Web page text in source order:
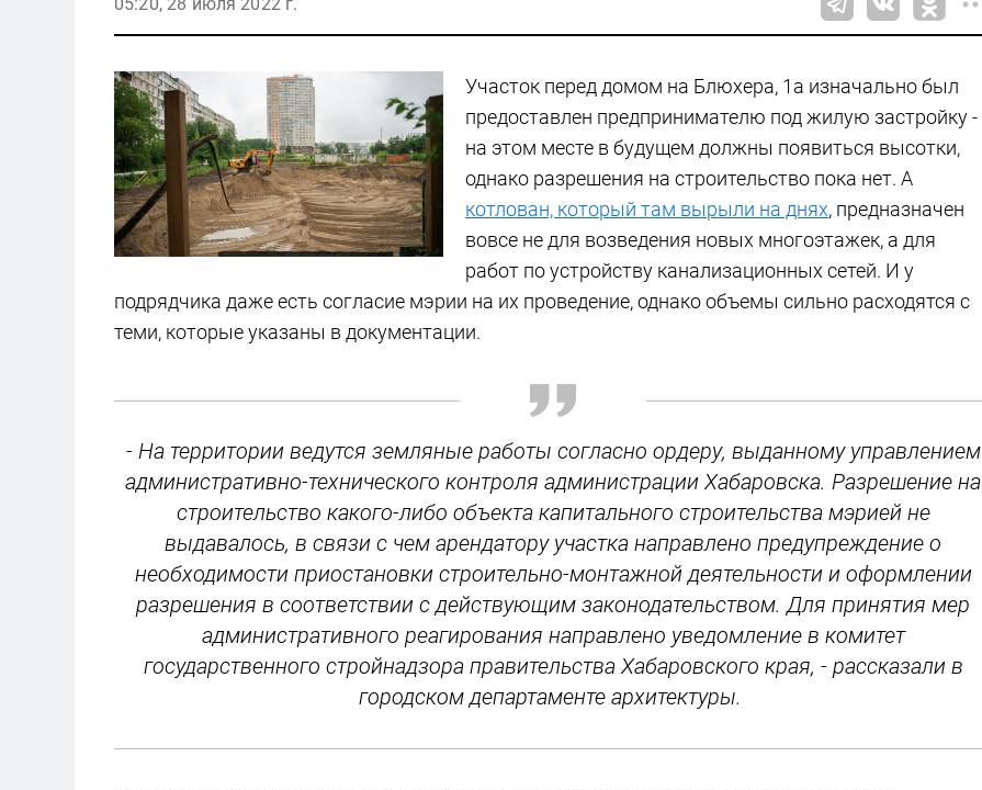
Участок перед домом на Блюхера, 1а изначально был
предоставлен предпринимателю под жилую застройку -
на этом месте в будущем должны появиться высотки,
однако разрешения на строительство пока нет. А
котлован, который там вырыли на днях, предназначен
вовсе не для возведения новых многоэтажек, а для
работ по устройству канализационных сетей. И у
подрядчика даже есть согласие мэрии на их проведение, однако объемы сильно расходятся с
теми, которые указаны в документации.
- На территории ведутся земляные работы согласно ордеру, выданному управлением
административно-технического контроля администрации Хабаровска. Разрешение на
строительство какого-либо объекта капитального строительства мэрией не
выдавалось, в связи с чем арендатору участка направлено предупреждение о
необходимости приостановки строительно-монтажной деятельности и оформлении
разрешения в соответствии с действующим законодательством. Для принятия мер
административного реагирования направлено уведомление в комитет
государственного стройнадзора правительства Хабаровского края, - рассказали в
городском департаменте архитектуры.